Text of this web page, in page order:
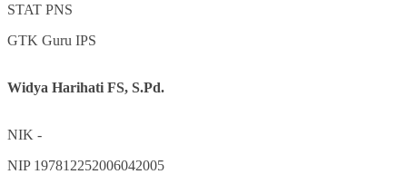
STAT PNS
GTK Guru IPS
Widya Harihati FS, S.Pd.
NIK -
NIP 197812252006042005